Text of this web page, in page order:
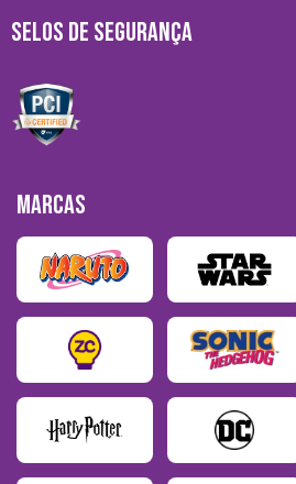
SELOS DE SEGURANÇA
MARCAS